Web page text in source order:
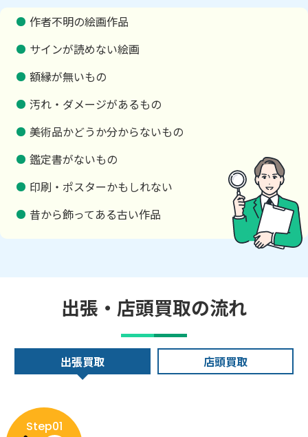
作者不明の絵画作品
サインが読めない絵画
額縁が無いもの
汚れ・ダメージがあるもの
美術品かどうか分からないもの
鑑定書がないもの
印刷・ポスターかもしれない
昔から飾ってある古い作品
出張・店頭買取の流れ
出張買取 店頭買取
Step01